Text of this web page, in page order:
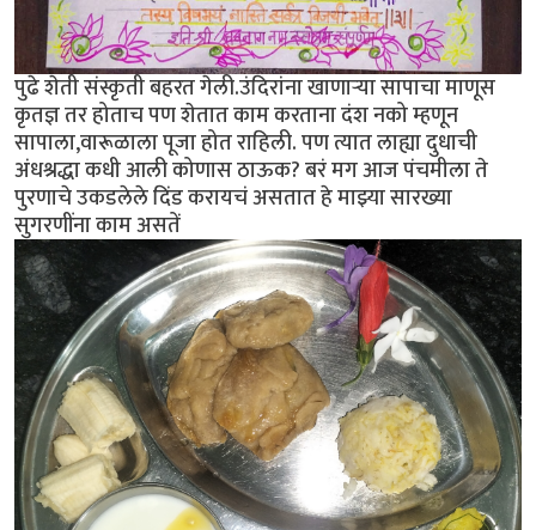
पुढे शेती संस्कृती बहरत गेली.उंदिरांना खाणाऱ्या सापाचा माणूस
कृतज्ञ तर होताच पण शेतात काम करताना दंश नको म्हणून
सापाला,वारूळाला पूजा होत राहिली. पण त्यात लाह्या दुधाची
अंधश्रद्धा कधी आली कोणास ठाऊक? बरं मग आज पंचमीला ते
पुरणाचे उकडलेले दिंड करायचं असतात हे माझ्या सारख्या
सुगरणींना काम असतें